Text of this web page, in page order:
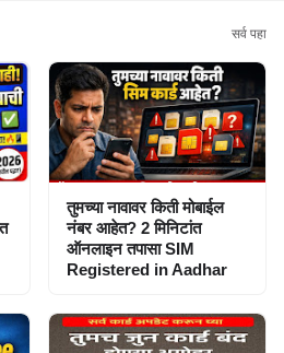
तुमच्या नावावर किती मोबाईल
नंबर आहेत? 2 मिनिटांत
ऑनलाइन तपासा SIM
Registered in Aadhar